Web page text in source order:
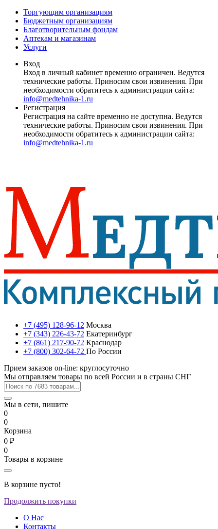
Торгующим организациям
Бюджетным организациям
Благотворительным фондам
Аптекам и магазинам
Услуги
Вход
Вход в личный кабинет временно ограничен. Ведутся
технические работы. Приносим свои извинения. При
необходимости обратитесь к администрации сайта:
info@medtehnika-1.ru
Регистрация
Регистрация на сайте временно не доступна. Ведутся
технические работы. Приносим свои извинения. При
необходимости обратитесь к администрации сайта:
info@medtehnika-1.ru
+7 (495) 128-96-12 Москва
+7 (343) 226-43-72 Екатеринбург
+7 (861) 217-90-72 Краснодар
+7 (800) 302-64-72 По России
Прием заказов on-line: круглосуточно
Мы отправляем товары по всей России и в страны СНГ
Мы в сети, пишите
0
0
Корзина
0 ₽
0
Товары в корзине
В корзине пусто!
Продолжить покупки
О Нас
Контакты